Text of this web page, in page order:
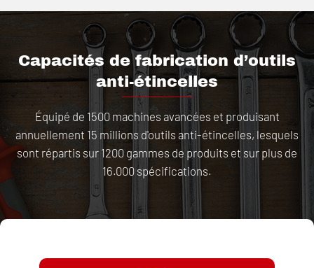
Capacités de fabrication d’outils
anti-étincelles
Équipé de 1500 machines avancées et produisant
annuellement 15 millions d'outils anti-étincelles, lesquels
sont répartis sur 1200 gammes de produits et sur plus de
16.000 spécifications.